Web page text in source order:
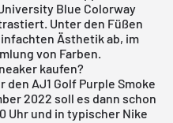
Blue Colorway
Unter den Füßen
Ästhetik ab, im
von Farben.
kaufen?
AJ1 Golf Purple Smoke
2022 soll es dann schon
Uhr und in typischer Nike